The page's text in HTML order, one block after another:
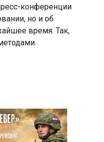
конференции
но и об
время. Так,